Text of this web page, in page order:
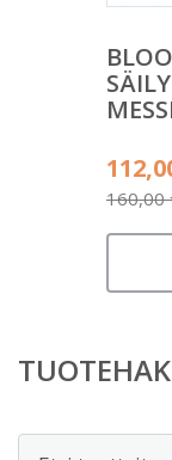
160,00
oli:
on: